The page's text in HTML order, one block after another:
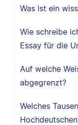
Was ist ein
Wie schreibe
Essay für die
Auf welche
abgegrenzt?
Welches